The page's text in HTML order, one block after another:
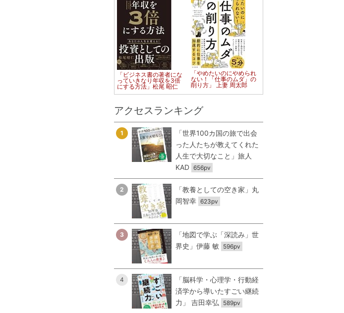
「ビジネス書の著者にな
っていきなり年収を3倍
にする方法」松尾 昭仁
「やめたいのにやめられ
ない！「仕事のムダ」の
削り方」 上妻 周太郎
アクセスランキング
1
「世界100カ国の旅で出会
った人たちが教えてくれた
人生で大切なこと」旅人
KAD 656pv
2
「教養としての空き家」丸
岡智幸 623pv
3
「地図で学ぶ「深読み」世
界史」伊藤 敏
596pv
4
「脳科学・心理学・行動経
済学から導いたすごい継続
力」 吉田幸弘
589pv